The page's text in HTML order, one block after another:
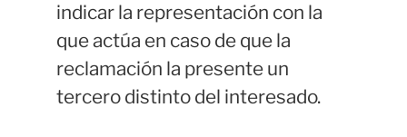
indicar la representación con la
que actúa en caso de que la
reclamación la presente un
tercero distinto del interesado.